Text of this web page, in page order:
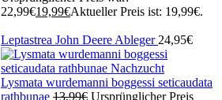
22,99€19,99€Aktueller Preis ist: 19,99€.
Leptastrea John Deere Ableger24,95€
Lysmata wurdemanni boggessi seticaudata
rathbunae 13,99€ Ursprünglicher Preis